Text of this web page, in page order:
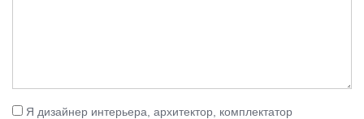
Я дизайнер интерьера, архитектор, комплектатор